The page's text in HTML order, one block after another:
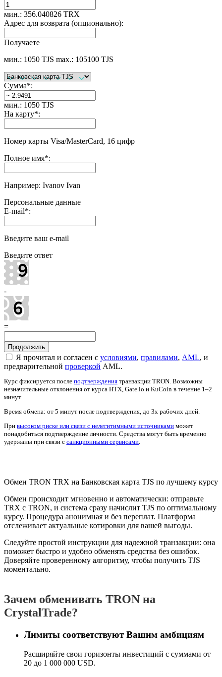
мин.: 356.040826 TRX
Адрес для возврата (опционально):
Получаете
мин.: 1050 TJS max.: 105100 TJS
Сумма*:
мин.: 1050 TJS
На карту*:
Номер карты Visa/MasterCard, 16 цифр
Полное имя*:
Например: Ivanov Ivan
Персональные данные
E-mail*:
Введите ваш e-mail
Введите ответ
-
=
Я прочитал и согласен с условиями, правилами, AML, и
предварительной проверкой AML.
Курс фиксируется после подтверждения транзакции TRON. Возможны
незначительные отклонения от курса HTX, Gate.io и KuCoin в течение 1–2
минут.
Время обмена: от 5 минут после подтверждения, до 3х рабочих дней.
При высоком риске или связи с нелегитимными источниками может
понадобиться подтверждение личности. Средства могут быть временно
удержаны при связи с санкционными сервисами.
Обмен TRON TRX на Банковская карта TJS по лучшему курсу
Обмен происходит мгновенно и автоматически: отправьте
TRX с TRON, и система сразу начислит TJS по оптимальному
курсу. Процедура анонимная и без переплат. Платформа
отслеживает актуальные котировки для вашей выгоды.
Следуйте простой инструкции для надежной транзакции: она
поможет быстро и удобно обменять средства без ошибок.
Доверяйте проверенному алгоритму, чтобы получить TJS
моментально.
Зачем обменивать TRON на
CrystalTrade?
Лимиты соответствуют Вашим амбициям
Расширяйте свои горизонты инвестиций с суммами от
20 до 1 000 000 USD.